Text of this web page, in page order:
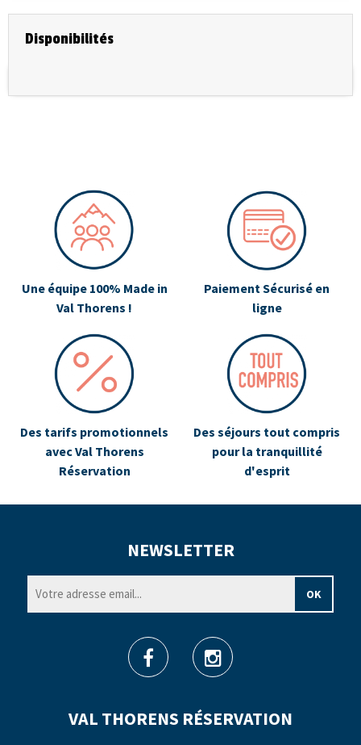
Disponibilités
Une équipe 100% Made in
Val Thorens !
Paiement Sécurisé en
ligne
Des tarifs promotionnels
avec Val Thorens
Réservation
Des séjours tout compris
pour la tranquillité
d'esprit
VAL THORENS RÉSERVATION
NEWSLETTER